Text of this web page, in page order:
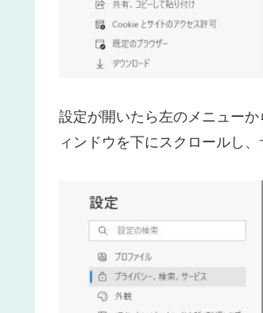
設定が開いたら左のメニュー
ィンドウを下にスクロールし